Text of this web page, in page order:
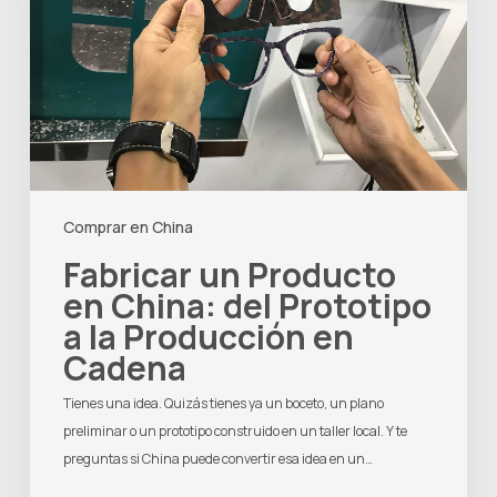
Comprar en China
Prototipo
Producción
Fabricar un Producto
en China: del Prototipo
a la Producción en
Cadena
Tienes una idea. Quizás tienes ya un boceto, un plano
preliminar o un prototipo construido en un taller local. Y te
preguntas si China puede convertir esa idea en un…